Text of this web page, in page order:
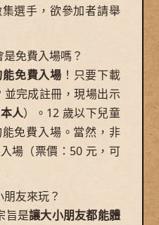
選手，欲參加者請舉
免費入場嗎？
免費入場 ！只要下載
並完成註冊，現場出示
人）。12 歲以下兒童
免費入場。當然，非
入場（票價：50 元，可
友來玩？
旨是讓大小朋友都能體